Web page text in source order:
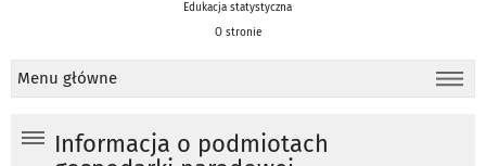
Edukacja statystyczna
O stronie
Menu główne
Informacja o podmiotach